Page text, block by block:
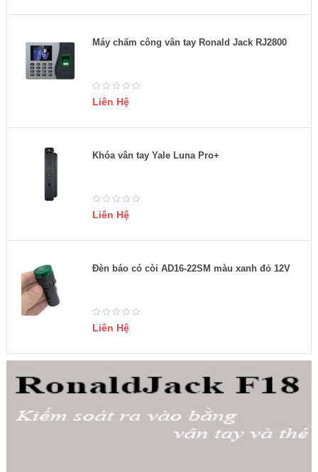
Máy chấm công vân tay Ronald Jack RJ2800
Liên Hệ
Khóa vân tay Yale Luna Pro+
Liên Hệ
Đèn báo có còi AD16-22SM màu xanh đỏ 12V
Liên Hệ